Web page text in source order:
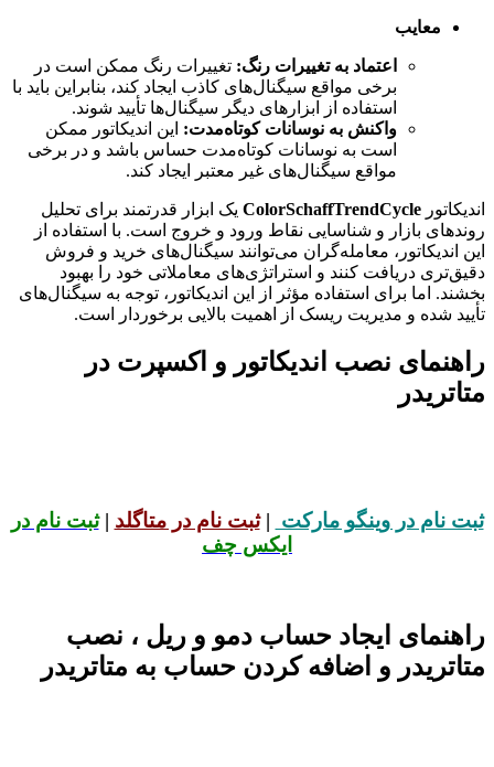
معایب
اعتماد به تغییرات رنگ: تغییرات رنگ ممکن است در
برخی مواقع سیگنال‌های کاذب ایجاد کند، بنابراین باید با
استفاده از ابزارهای دیگر سیگنال‌ها تأیید شوند.
واکنش به نوسانات کوتاه‌مدت: این اندیکاتور ممکن
است به نوسانات کوتاه‌مدت حساس باشد و در برخی
مواقع سیگنال‌های غیر معتبر ایجاد کند.
اندیکاتور ColorSchaffTrendCycle یک ابزار قدرتمند برای تحلیل
روندهای بازار و شناسایی نقاط ورود و خروج است. با استفاده از
این اندیکاتور، معامله‌گران می‌توانند سیگنال‌های خرید و فروش
دقیق‌تری دریافت کنند و استراتژی‌های معاملاتی خود را بهبود
بخشند. اما برای استفاده مؤثر از این اندیکاتور، توجه به سیگنال‌های
تأیید شده و مدیریت ریسک از اهمیت بالایی برخوردار است.
راهنمای نصب اندیکاتور و اکسپرت در
متاتریدر
ثبت نام در وینگو مارکت |ثبت نام در متاگلد |ثبت نام در
ایکس چف
راهنمای ایجاد حساب دمو و ریل ، نصب
متاتریدر و اضافه کردن حساب به متاتریدر